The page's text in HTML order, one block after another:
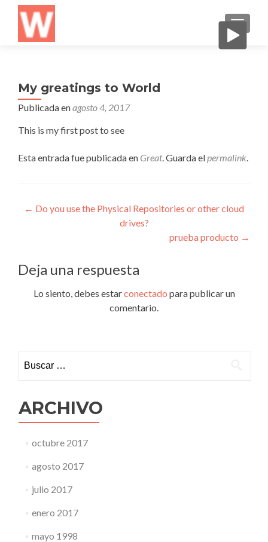
My greatings to World
Publicada enagosto 4, 2017
This is my first post to see
Esta entrada fue publicada en Great. Guarda elpermalink.
Navegación
← Do you use the Physical Repositories or other cloud
drives?
prueba producto →
Deja una respuesta
Lo siento, debes estarconectado para publicar un
comentario.
ARCHIVO
octubre 2017
agosto 2017
julio 2017
enero 2017
mayo 1998